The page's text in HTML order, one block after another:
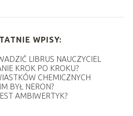
WPISY:
LIBRUS NAUCZYCIEL
KROK PO KROKU?
CHEMICZNYCH
BYŁ NERON?
AMBIWERTYK?